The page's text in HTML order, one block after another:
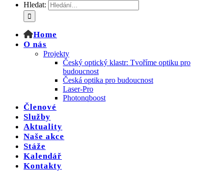
Hledat:
Home
O nás
Projekty
Český optický klastr: Tvoříme optiku pro
budoucnost
Česká optika pro budoucnost
Laser-Pro
Photonqboost
Členové
Služby
Aktuality
Naše akce
Stáže
Kalendář
Kontakty